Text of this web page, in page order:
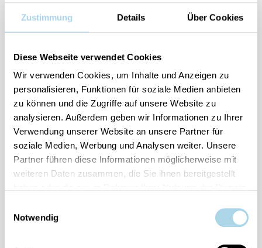
Zustimmung Details Über Cookies
Diese Webseite verwendet Cookies
Wir verwenden Cookies, um Inhalte und Anzeigen zu
personalisieren, Funktionen für soziale Medien anbieten
zu können und die Zugriffe auf unsere Website zu
analysieren. Außerdem geben wir Informationen zu Ihrer
Verwendung unserer Website an unsere Partner für
soziale Medien, Werbung und Analysen weiter. Unsere
Partner führen diese Informationen möglicherweise mit
weiteren Daten zusammen, die Sie ihnen bereitgestellt
Notwendig
Ausstattung
20 Bewertungen
Ihre Vorteile auf einen Blick:
Bestpreis-Garantie für Ihren Urlaub
Flexible An- und Abreise 24/7 möglich
Risikofrei bis 60 Tage vorher stornieren
Sofortige Buchungsbestätigung
Persönlicher Gästeservice vor Ort Transparente